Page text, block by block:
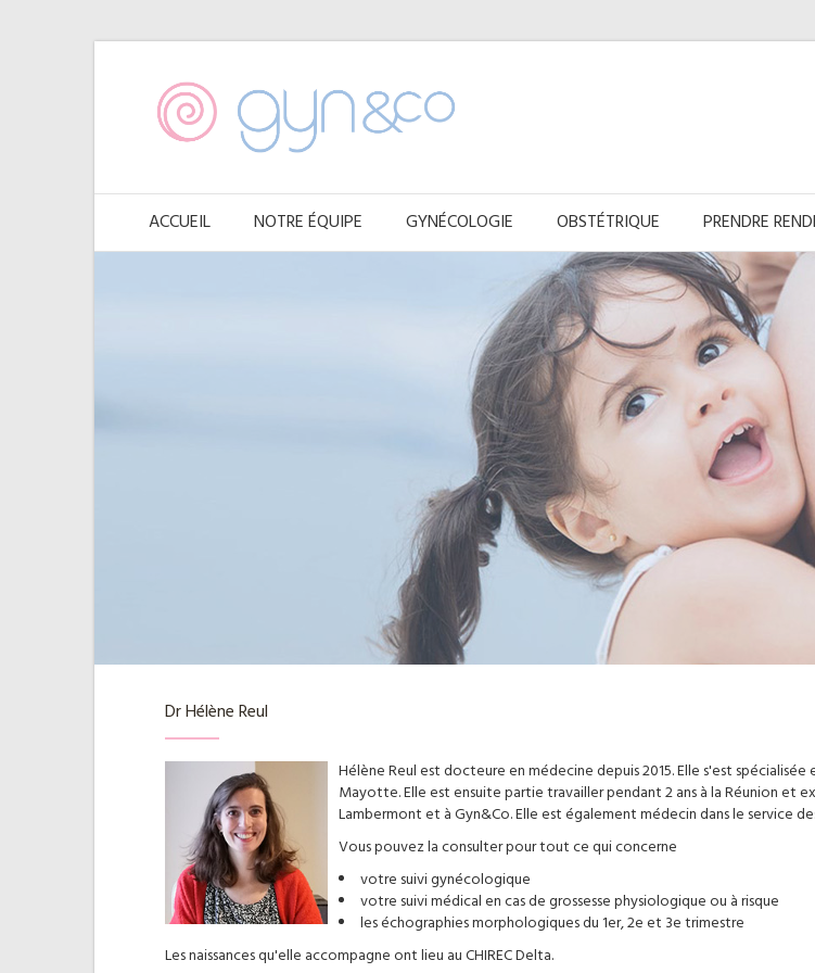
ACCUEIL NOTRE ÉQUIPE GYNÉCOLOGIE OBSTÉTRIQUE PRENDRE
Dr Hélène Reul
Hélène Reul est docteure en médecine depuis 2015. Elle s'est
Mayotte. Elle est ensuite partie travailler pendant 2 ans à la Réunion et
Lambermont et à Gyn&Co. Elle est également médecin dans le service
Vous pouvez la consulter pour tout ce qui concerne
votre suivi gynécologique
votre suivi médical en cas de grossesse physiologique ou à risque
les échographies morphologiques du 1er, 2e et 3e trimestre
Les naissances qu'elle accompagne ont lieu au CHIREC Delta.